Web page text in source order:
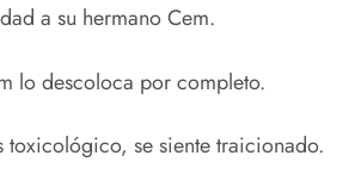
a su hermano Cem.
lo descoloca por completo.
toxicológico, se siente traicionado.